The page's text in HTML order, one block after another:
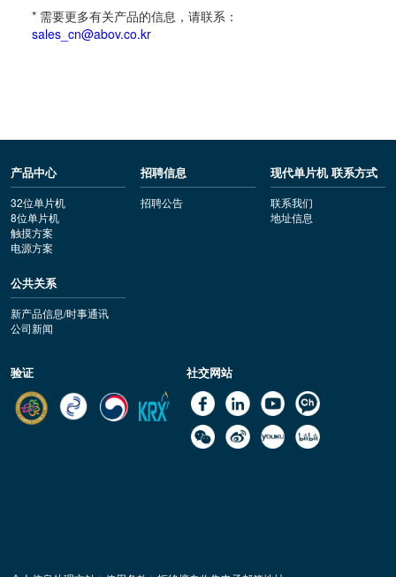
* 需要更多有关产品的信息，请联系：
sales_cn@abov.co.kr
产品中心
32位单片机
8位单片机
触摸方案
电源方案
招聘信息
招聘公告
现代单片机 联系方式
联系我们
地址信息
公共关系
新产品信息/时事通讯
公司新闻
验证 社交网站